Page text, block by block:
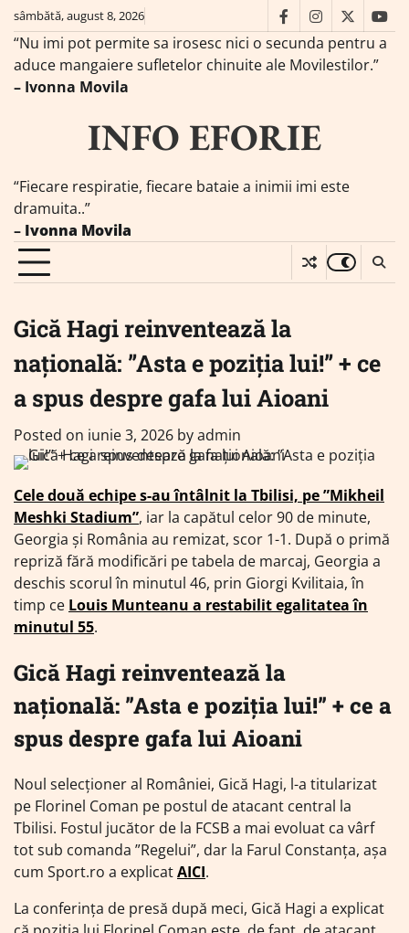
Skip
content
sâmbătă, august 8, 2026 facebookinstagram
twitter
“Nu imi pot permite sa irosesc nici o secunda pentru a
aduce mangaiere sufletelor chinuite ale Movilestilor.”
– Ivonna Movila
INFO EFORIE
“Fiecare respiratie, fiecare bataie a inimii imi este
dramuita..”
– Ivonna Movila
Gică Hagi reinventează la
națională: ”Asta e poziția lui!” + ce
a spus despre gafa lui Aioani
Posted on iunie 3, 2026 byadmin
Cele două echipe s-au întâlnit la Tbilisi, pe ”Mikheil
Meshki Stadium”, iar la capătul celor 90 de minute,
Georgia și România au remizat, scor 1-1. După o primă
repriză fără modificări pe tabela de marcaj, Georgia a
deschis scorul în minutul 46, prin Giorgi Kvilitaia, în
timp ce Louis Munteanu a restabilit egalitatea în
minutul 55.
Gică Hagi reinventează la
națională: ”Asta e poziția lui!” + ce a
spus despre gafa lui Aioani
Noul selecționer al României, Gică Hagi, l-a titularizat
pe Florinel Coman pe postul de atacant central la
Tbilisi. Fostul jucător de la FCSB a mai evoluat ca vârf
tot sub comanda ”Regelui”, dar la Farul Constanța, așa
cum Sport.ro a explicatAICI.
La conferința de presă după meci, Gică Hagi a explicat